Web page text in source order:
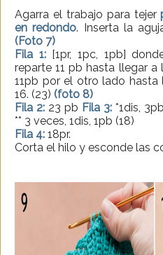
Agarra el trabajo para tejer
en redondo. Inserta la
(Foto 7)
Fila 1: [1pr, 1pc, 1pb]
reparte 11 pb hasta llegar a
11pb por el otro lado
16. (23) (foto 8)
Fila 2: 23 pb Fila 3: *1dis,
** 3 veces, 1dis, 1pb (18)
Fila 4: 18pr.
Corta el hilo y esconde las